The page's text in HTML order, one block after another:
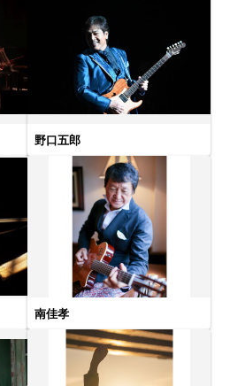
野口五郎
南佳孝